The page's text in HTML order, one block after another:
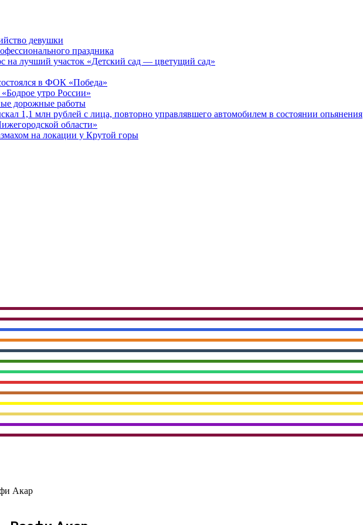
девушки
праздника
на лучший участок «Детский сад — цветущий сад»
в ФОК «Победа»
утро России»
дорожные работы
1,1 млн рублей с лица, повторно управлявшего автомобилем в состоянии опьянения
области»
на локации у Крутой горы
Акар